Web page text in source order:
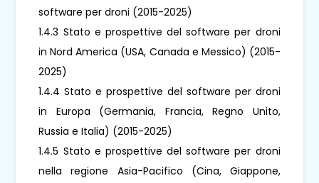
software per droni (2015-2025)
1.4.3 Stato e prospettive del software per droni
in Nord America (USA, Canada e Messico) (2015-
2025)
1.4.4 Stato e prospettive del software per droni
in Europa (Germania, Francia, Regno Unito,
Russia e Italia) (2015-2025)
1.4.5 Stato e prospettive del software per droni
nella regione Asia-Pacifico (Cina, Giappone,